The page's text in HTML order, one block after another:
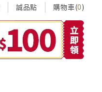
誠品點 購物車(0)